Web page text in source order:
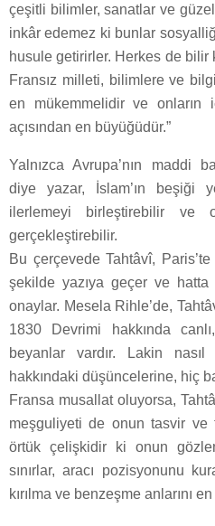
çeşitli bilimler, sanatlar ve
inkâr edemez ki bunlar
husule getirirler. Herkes de
Fransız milleti, bilimlere ve
en mükemmelidir ve onların
açısından en büyüğüdür.”
Yalnızca Avrupa’nın maddi
diye yazar, İslam’ın beşiği
ilerlemeyi birleştirebilir ve
gerçekleştirebilir.
Bu çerçevede Tahtâvî,
şekilde yazıya geçer ve
onaylar. Mesela Rihle’de,
1830 Devrimi hakkında
beyanlar vardır. Lakin
hakkındaki düşüncelerine, hiç
Fransa musallat oluyorsa,
meşguliyeti de onun tasvir ve
örtük çelişkidir ki onun
sınırlar, aracı pozisyonunu
kırılma ve benzeşme anlarını